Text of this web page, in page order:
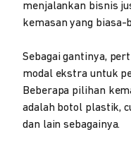
menjalankan bisnis
kemasan yang biasa-
Sebagai gantinya,
modal ekstra untuk
Beberapa pilihan
adalah botol plastik,
dan lain sebagainya.